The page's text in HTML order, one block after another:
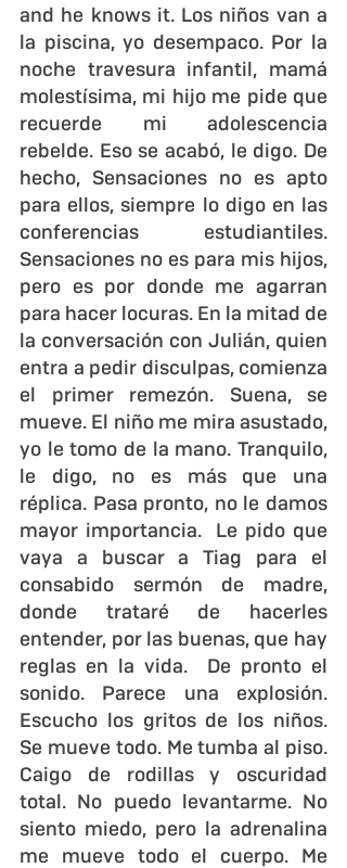
and he knows it. Los niños van a
la piscina, yo desempaco. Por la
noche travesura infantil, mamá
molestísima, mi hijo me pide que
recuerde mi adolescencia
rebelde. Eso se acabó, le digo. De
hecho, Sensaciones no es apto
para ellos, siempre lo digo en las
conferencias estudiantiles.
Sensaciones no es para mis hijos,
pero es por donde me agarran
para hacer locuras. En la mitad de
la conversación con Julián, quien
entra a pedir disculpas, comienza
el primer remezón. Suena, se
mueve. El niño me mira asustado,
yo le tomo de la mano. Tranquilo,
le digo, no es más que una
réplica. Pasa pronto, no le damos
mayor importancia.  Le pido que
vaya a buscar a Tiag para el
consabido sermón de madre,
donde trataré de hacerles
entender, por las buenas, que hay
reglas en la vida.  De pronto el
sonido. Parece una explosión.
Escucho los gritos de los niños.
Se mueve todo. Me tumba al piso.
Caigo de rodillas y oscuridad
total. No puedo levantarme. No
siento miedo, pero la adrenalina
me mueve todo el cuerpo. Me